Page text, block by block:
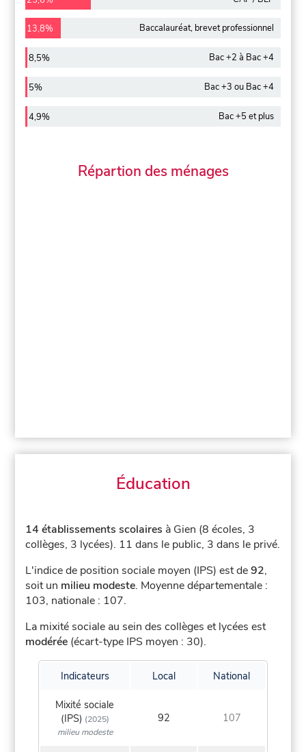
13,8% Baccalauréat, brevet professionnel
8,5% Bac +2 à Bac +4
5% Bac +3 ou Bac +4
4,9% Bac +5 et plus
Répartion des ménages
Éducation
14 établissements scolaires à Gien (8 écoles, 3
collèges, 3 lycées). 11 dans le public, 3 dans le privé.
L'indice de position sociale moyen (IPS) est de92,
soit un milieu modeste. Moyenne départementale :
103, nationale : 107.
La mixité sociale au sein des collèges et lycées est
modérée (écart-type IPS moyen : 30).
Indicateurs Local National
Mixité sociale
(IPS) (2025)
milieu modeste
92 107